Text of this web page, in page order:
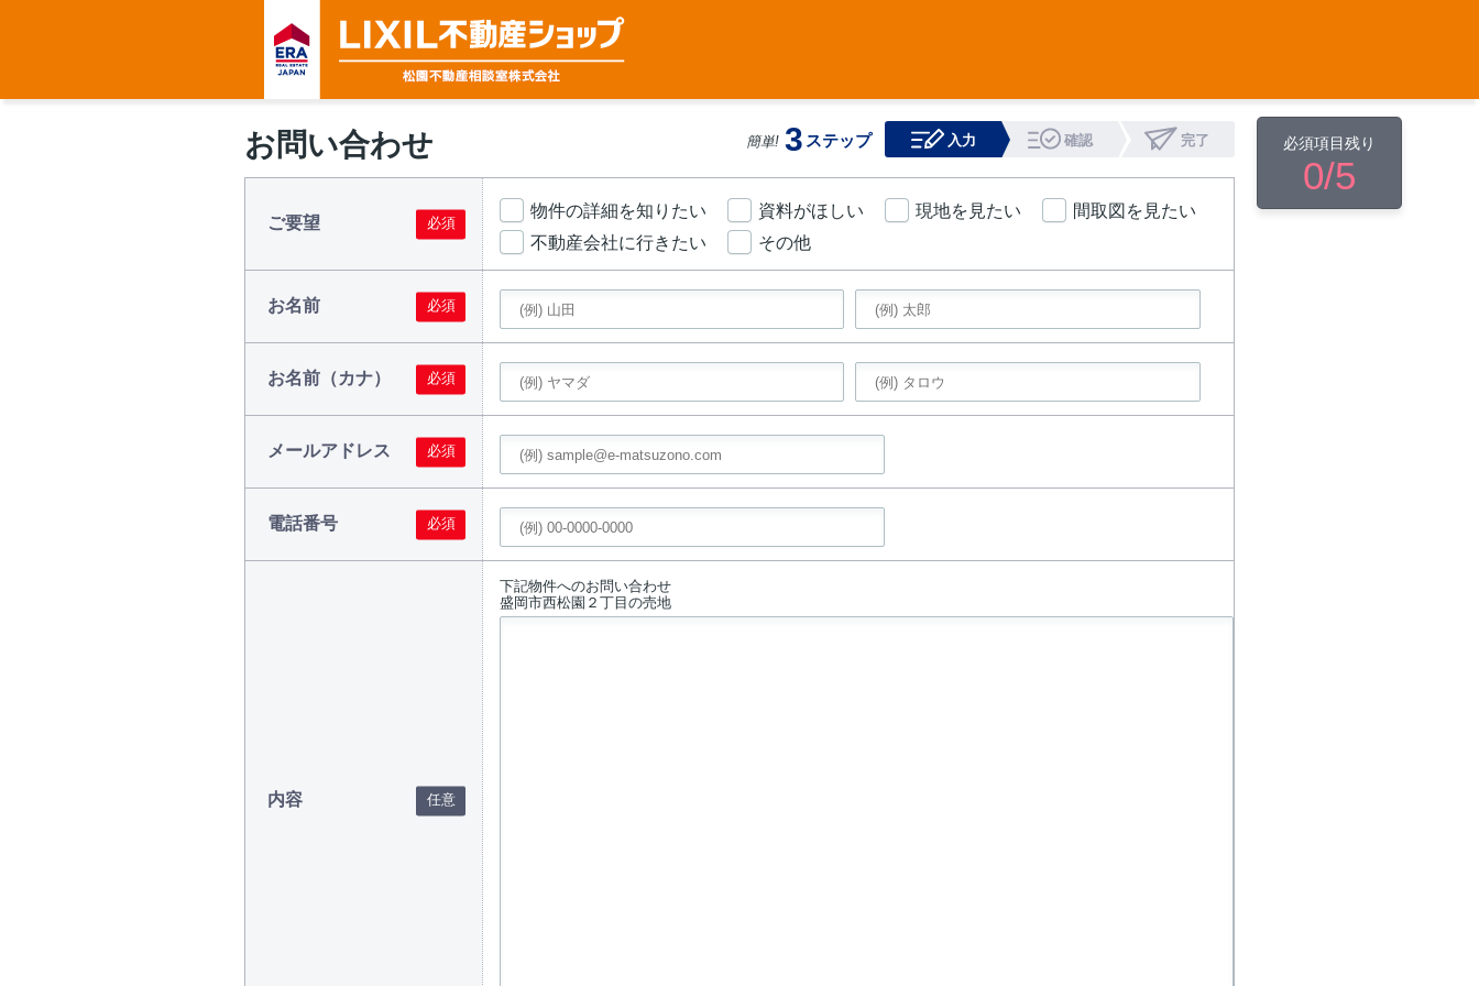
お問い合わせ 簡単! 3 ステップ 入力 確認 完了
ご要望
物件の詳細を知りたい 資料がほしい 現地を見たい
間取図を見たい
不動産会社に行きたい
その他
お名前
お名前（カナ）
メールアドレス
電話番号
内容
下記物件へのお問い合わせ
盛岡市西松園２丁目の売地
必須項目残り
0/5